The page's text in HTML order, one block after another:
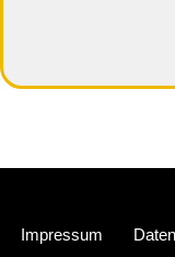
Impressum